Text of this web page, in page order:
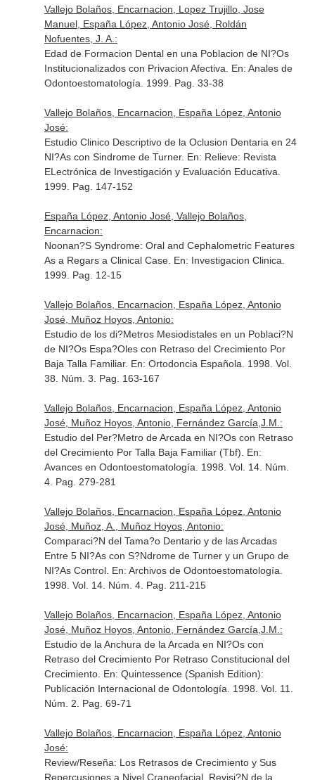
Vallejo Bolaños, Encarnacion, Lopez Trujillo, Jose
Manuel, España López, Antonio José, Roldán
Nofuentes, J. A.:
Edad de Formacion Dental en una Poblacion de NI?Os
Institucionalizados con Privacion Afectiva. En: Anales de
Odontoestomatología . 1999. Pag. 33-38
Vallejo Bolaños, Encarnacion, España López, Antonio
José:
Estudio Clinico Descriptivo de la Oclusion Dentaria en 24
NI?As con Sindrome de Turner. En: Relieve: Revista
ELectrónica de Investigación y Evaluación Educativa
1999. Pag. 147-152
España López, Antonio José, Vallejo Bolaños,
Encarnacion:
Noonan?S Syndrome: Oral and Cephalometric Features
As a Regars a Clinical Case. En: Investigacion Clinica
1999. Pag. 12-15
Vallejo Bolaños, Encarnacion, España López, Antonio
José, Muñoz Hoyos, Antonio:
Estudio de los di?Metros Mesiodistales en un Poblaci?N
de NI?Os Espa?Oles con Retraso del Crecimiento Por
Baja Talla Familiar. En: Ortodoncia Española . 1998. Vol.
38. Núm. 3. Pag. 163-167
Vallejo Bolaños, Encarnacion, España López, Antonio
José, Muñoz Hoyos, Antonio, Fernández García,J.M.:
Estudio del Per?Metro de Arcada en NI?Os con Retraso
del Crecimiento Por Talla Baja Familiar (Tbf). En:
Avances en Odontoestomatología . 1998. Vol. 14. Núm.
4. Pag. 279-281
Vallejo Bolaños, Encarnacion, España López, Antonio
José, Muñoz, A., Muñoz Hoyos, Antonio:
Comparaci?N del Tama?o Dentario y de las Arcadas
Entre 5 NI?As con S?Ndrome de Turner y un Grupo de
NI?As Control. En: Archivos de Odontoestomatología
1998. Vol. 14. Núm. 4. Pag. 211-215
Vallejo Bolaños, Encarnacion, España López, Antonio
José, Muñoz Hoyos, Antonio, Fernández García,J.M.:
Estudio de la Anchura de la Arcada en NI?Os con
Retraso del Crecimiento Por Retraso Constitucional del
Crecimiento. En: Quintessence (Spanish Edition):
Publicación Internacional de Odontología . 1998. Vol. 11.
Núm. 2. Pag. 69-71
Vallejo Bolaños, Encarnacion, España López, Antonio
José:
Review/Reseña: Los Retrasos de Crecimiento y Sus
Repercusiones a Nivel Craneofacial. Revisi?N de la